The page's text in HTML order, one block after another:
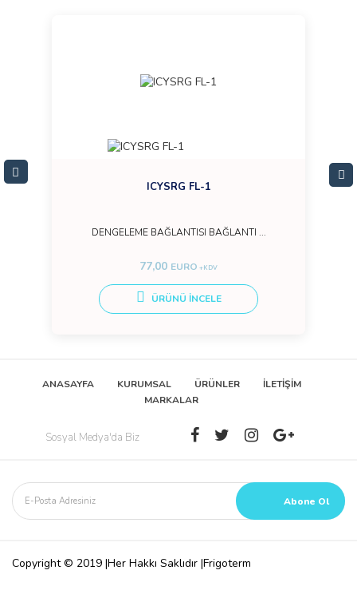
ICYSRG FL-1
DENGELEME BAĞLANTISI BAĞLANTI ...
77,00 EURO +KDV
ÜRÜNÜ İNCELE
ANASAYFA KURUMSAL ÜRÜNLER
İLETİŞİM
MARKALAR
Sosyal Medya'da Biz
Copyright © 2019 |Her Hakkı Saklıdır |Frigoterm